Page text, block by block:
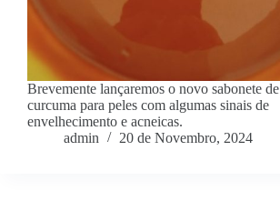
Brevemente lançaremos o novo sabonete de
curcuma para peles com algumas sinais de
envelhecimento e acneicas.
admin
20 de Novembro, 2024